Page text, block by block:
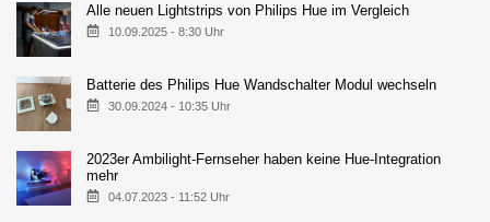
Alle neuen Lightstrips von Philips Hue im Vergleich
10.09.2025 - 8:30 Uhr
Batterie des Philips Hue Wandschalter Modul wechseln
30.09.2024 - 10:35 Uhr
2023er Ambilight-Fernseher haben keine Hue-Integration
mehr
04.07.2023 - 11:52 Uhr